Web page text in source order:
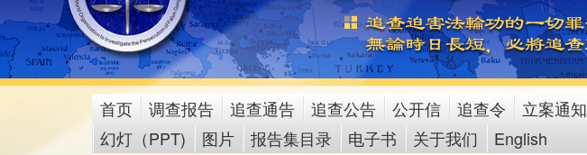
main
menu
首页 调查报告 追查通告 追查公告 公开信 追查令 立案通知
幻灯（PPT)
图片 报告集目录 电子书 关于我们 English